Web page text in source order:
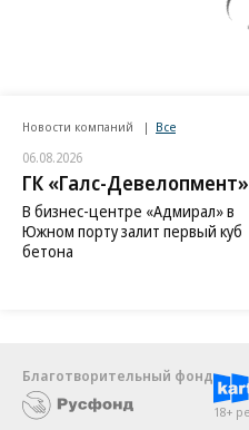
Новости компаний Все
06.08.2026
ГК «Галс-Девелопмент»
В бизнес-центре «Адмирал» в
Южном порту залит первый куб
бетона
Благотворительный фонд
18+